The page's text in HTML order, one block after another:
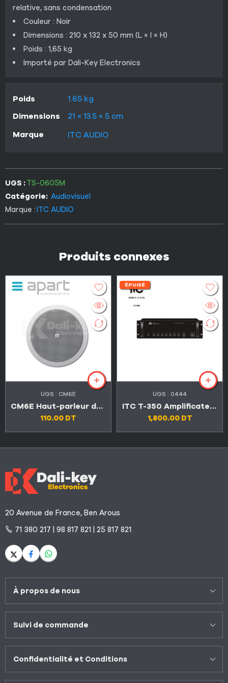
relative, sans condensation
Couleur : Noir
Dimensions : 210 x 132 x 50 mm (L × l × H)
Poids : 1,65 kg
Importé par Dali-Key Electronics
Poids
1.65 kg
Dimensions
21 × 13.5 × 5 cm
Marque
ITC AUDIO
UGS :TS-0605M
Catégorie: Audiovisuel
Marque :ITC AUDIO
Produits connexes
UGS : CM6E
CM6E Haut-parleur de plafond à double cône 6,5″
110.00 DT
ÉPUISÉ
UGS : 0444
ITC T-350 Amplificateur mélangeur 350W RMS 3 entrées micro
1,800.00 DT
20 Avenue de France, Ben Arous
71 380 217 | 98 817 821 | 25 817 821
À propos de nous
Suivi de commande
Confidentialité et Conditions